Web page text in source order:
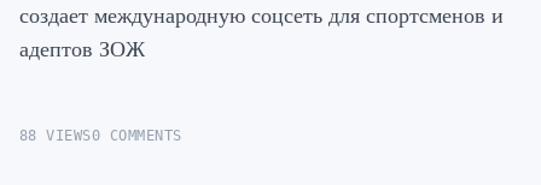
создает международную соцсеть для спортсменов и
адептов ЗОЖ
88 VIEWS0 COMMENTS